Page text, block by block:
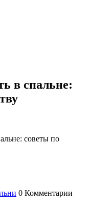
в спальне:
советы по
0 Комментарии